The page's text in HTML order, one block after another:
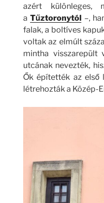
azért
aTűztoronytól –,
falak, a boltíves
voltak az elmúlt
mintha visszarepült
utcának nevezték,
Ők építették az első
létrehozták a Közép-